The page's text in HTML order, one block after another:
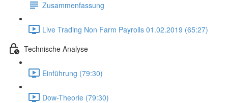
Zusammenfassung
Live Trading Non Farm Payrolls 01.02.2019 (65:27)
Technische Analyse
Einführung (79:30)
Dow-Theorie (79:30)